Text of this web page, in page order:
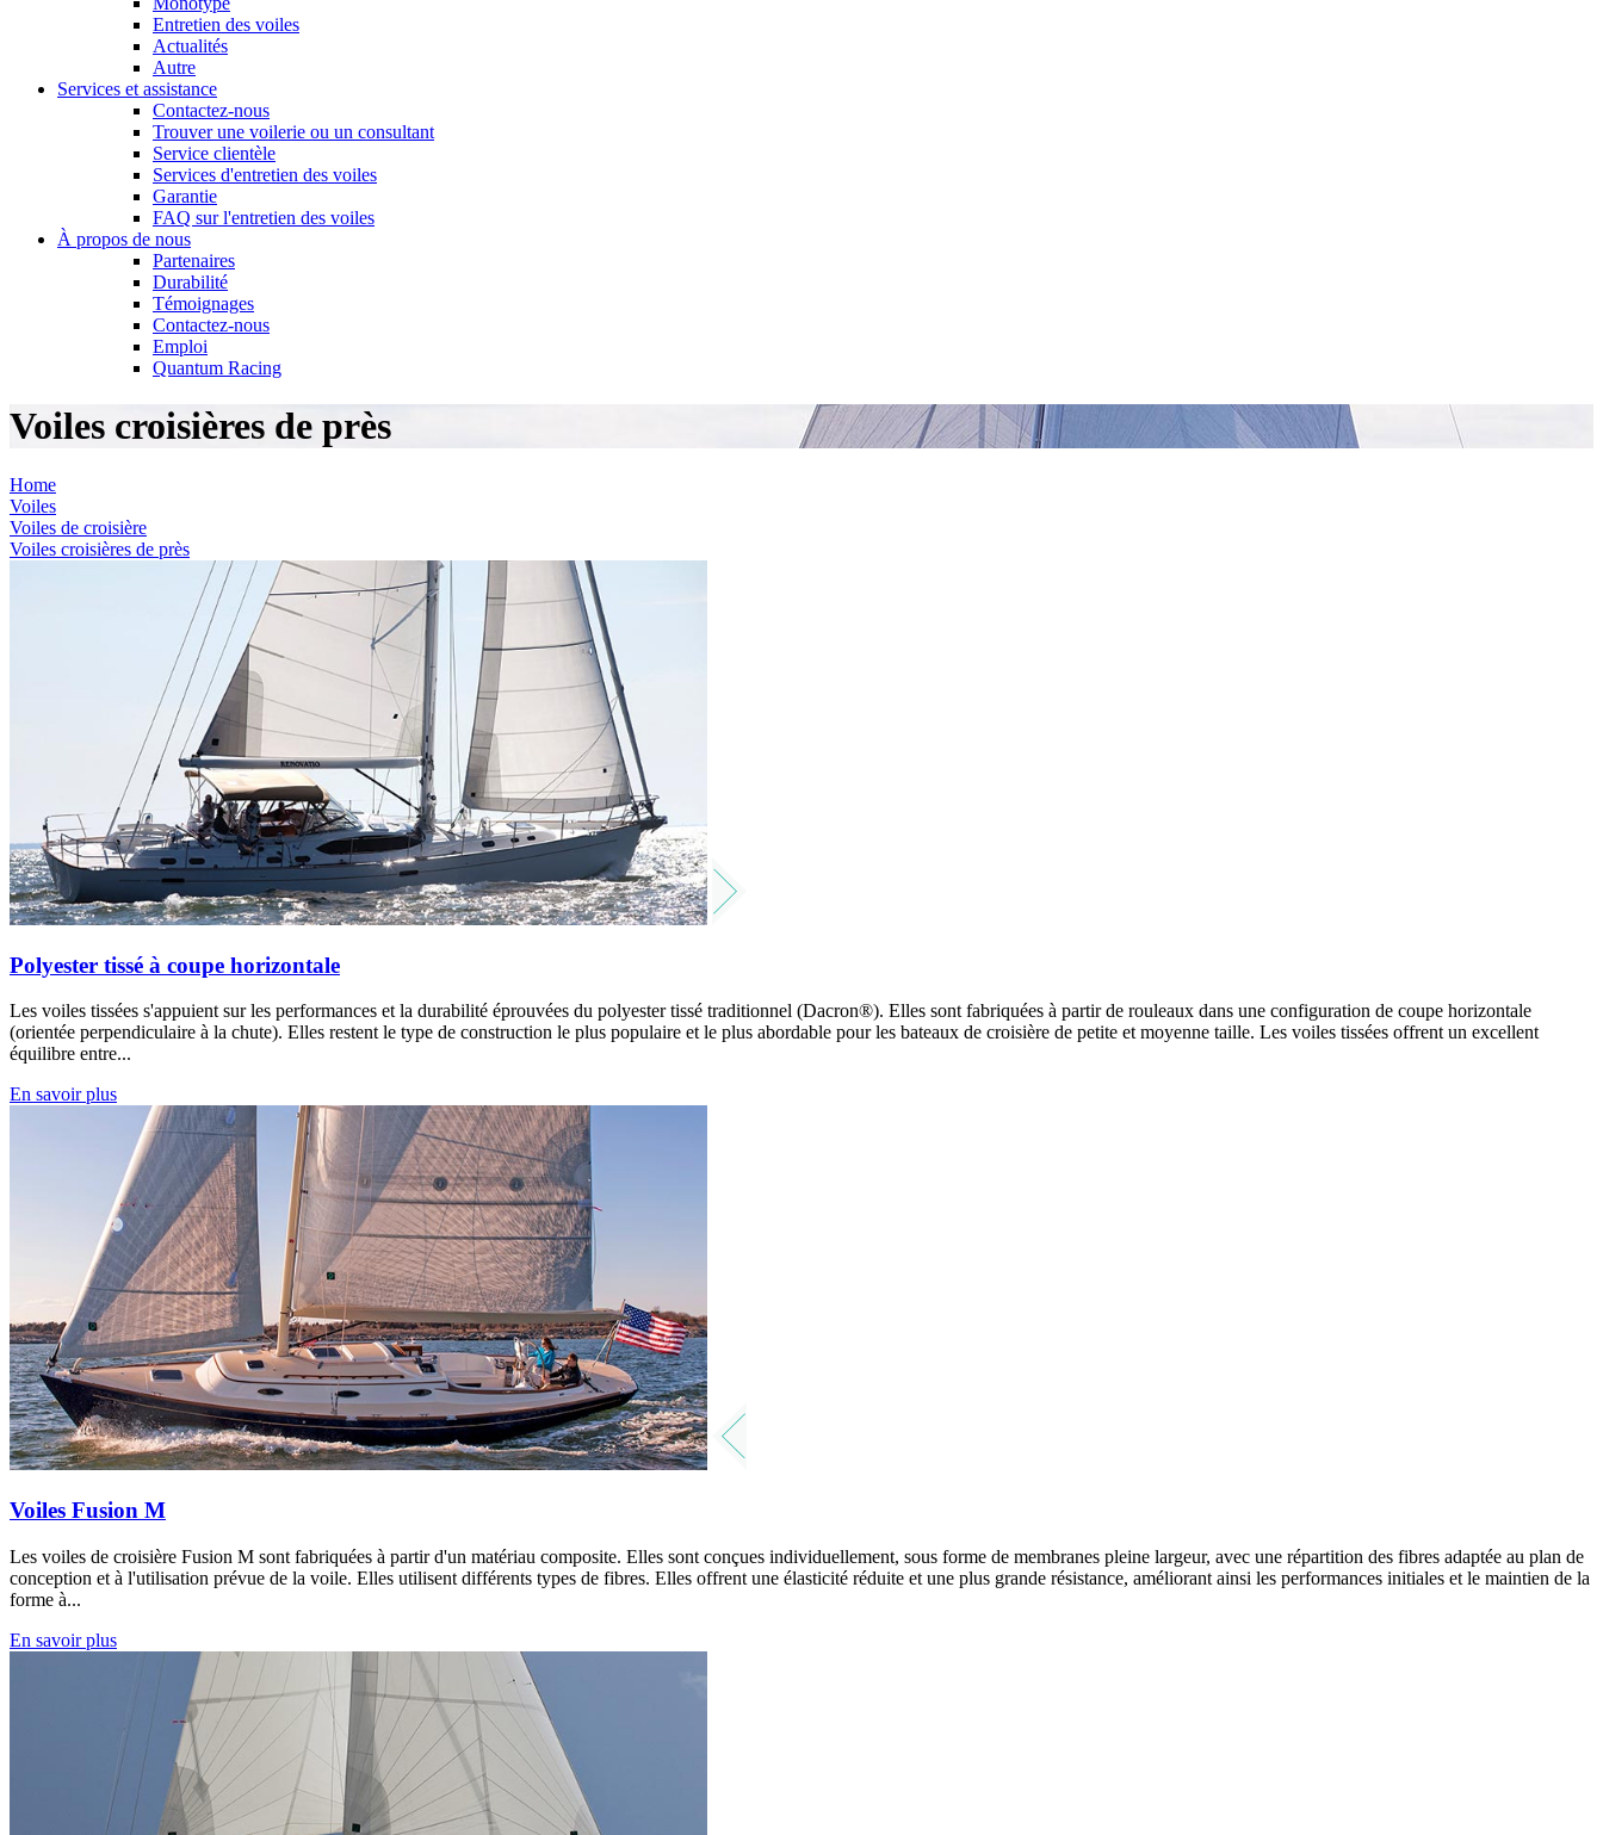
Entretien des voiles
Actualités
Autre
Services et assistance
Contactez-nous
Trouver une voilerie ou un consultant
Service clientèle
Services d'entretien des voiles
Garantie
FAQ sur l'entretien des voiles
À propos de nous
Partenaires
Durabilité
Témoignages
Contactez-nous
Emploi
Quantum Racing
Voiles croisières de près
Home
Voiles
Voiles de croisière
Voiles croisières de près
Polyester tissé à coupe horizontale
Les voiles tissées s'appuient sur les performances et la durabilité éprouvées du polyester tissé traditionnel (Dacron®). Elles sont fabriquées à partir de rouleaux dans une configuration de coupe horizontale
(orientée perpendiculaire à la chute). Elles restent le type de construction le plus populaire et le plus abordable pour les bateaux de croisière de petite et moyenne taille. Les voiles tissées offrent un excellent
équilibre entre...
En savoir plus
Voiles Fusion M
Les voiles de croisière Fusion M sont fabriquées à partir d'un matériau composite. Elles sont conçues individuellement, sous forme de membranes pleine largeur, avec une répartition des fibres adaptée au plan de
conception et à l'utilisation prévue de la voile. Elles utilisent différents types de fibres. Elles offrent une élasticité réduite et une plus grande résistance, améliorant ainsi les performances initiales et le maintien de la
forme à...
En savoir plus